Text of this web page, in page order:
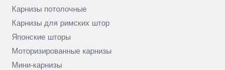
Карнизы потолочные
Карнизы для римских штор
Японские шторы
Моторизированные карнизы
Мини-карнизы